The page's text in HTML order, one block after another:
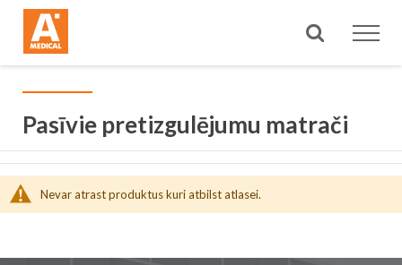
Meklēt
Pasīvie pretizgulējumu matrači
Nevar atrast produktus kuri atbilst atlasei.